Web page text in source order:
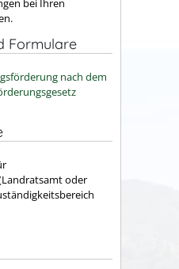
bei Ihren
Formulare
nach dem
oder